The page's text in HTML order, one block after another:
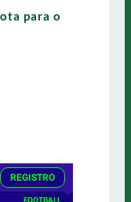
para o